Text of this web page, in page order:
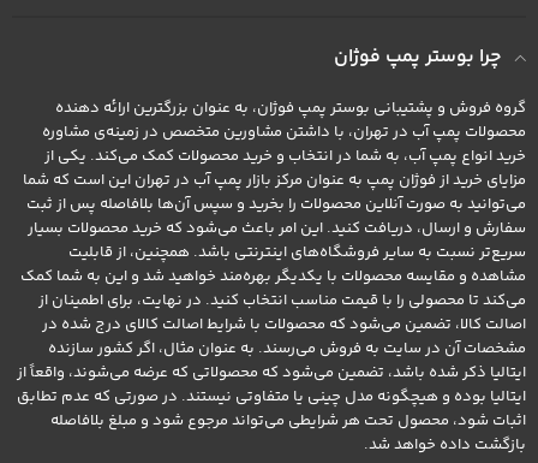
چرا بوستر پمپ فوژان
گروه فروش و پشتیبانی بوستر پمپ فوژان، به عنوان بزرگترین ارائه دهنده
محصولات پمپ آب در تهران، با داشتن مشاورین متخصص در زمینه‌ی مشاوره
خرید انواع پمپ آب، به شما در انتخاب و خرید محصولات کمک می‌کند. یکی از
مزایای خرید از فوژان پمپ به عنوان مرکز بازار پمپ آب در تهران این است که شما
می‌توانید به صورت آنلاین محصولات را بخرید و سپس آن‌ها بلافاصله پس از ثبت
سفارش و ارسال، دریافت کنید. این امر باعث می‌شود که خرید محصولات بسیار
سریع‌تر نسبت به سایر فروشگاه‌های اینترنتی باشد. همچنین، از قابلیت
مشاهده و مقایسه محصولات با یکدیگر بهره‌مند خواهید شد و این به شما کمک
می‌کند تا محصولی را با قیمت مناسب انتخاب کنید. در نهایت، برای اطمینان از
اصالت کالا، تضمین می‌شود که محصولات با شرایط اصالت کالای درج شده در
مشخصات آن در سایت به فروش می‌رسند. به عنوان مثال، اگر کشور سازنده
ایتالیا ذکر شده باشد، تضمین می‌شود که محصولاتی که عرضه می‌شوند، واقعاً از
ایتالیا بوده و هیچگونه مدل چینی یا متفاوتی نیستند. در صورتی که عدم تطابق
اثبات شود، محصول تحت هر شرایطی می‌تواند مرجوع شود و مبلغ بلافاصله
بازگشت داده خواهد شد.